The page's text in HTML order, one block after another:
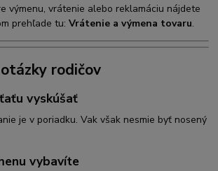
výmenu, vrátenie alebo reklamáciu nájdete
prehľade tu:Vrátenie a výmena tovaru.
rodičov
vyskúšať
je v poriadku. Vak však nesmie byť nosený
vybavíte